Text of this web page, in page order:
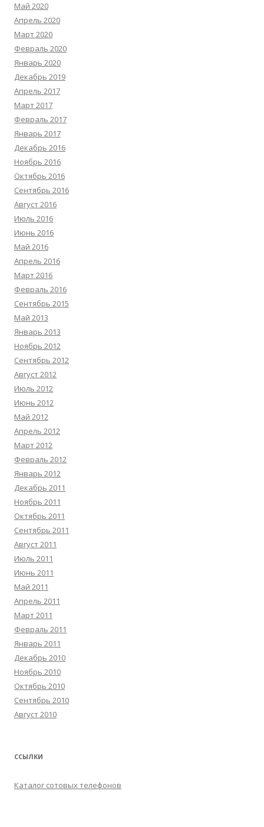
Май 2020
Апрель 2020
Март 2020
Февраль 2020
Январь 2020
Декабрь 2019
Апрель 2017
Март 2017
Февраль 2017
Январь 2017
Декабрь 2016
Ноябрь 2016
Октябрь 2016
Сентябрь 2016
Август 2016
Июль 2016
Июнь 2016
Май 2016
Апрель 2016
Март 2016
Февраль 2016
Сентябрь 2015
Май 2013
Январь 2013
Ноябрь 2012
Сентябрь 2012
Август 2012
Июль 2012
Июнь 2012
Май 2012
Апрель 2012
Март 2012
Февраль 2012
Январь 2012
Декабрь 2011
Ноябрь 2011
Октябрь 2011
Сентябрь 2011
Август 2011
Июль 2011
Июнь 2011
Май 2011
Апрель 2011
Март 2011
Февраль 2011
Январь 2011
Декабрь 2010
Ноябрь 2010
Октябрь 2010
Сентябрь 2010
Август 2010
ССЫЛКИ
Каталог сотовых телефонов